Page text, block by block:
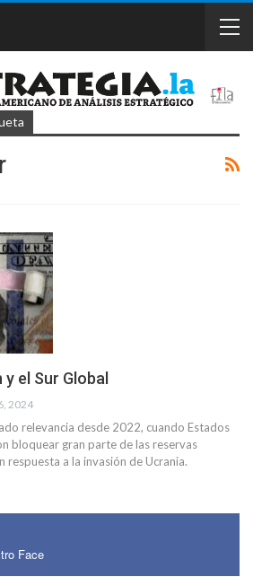
el Sur Global
2024
relevancia desde 2022, cuando Estados
bloquear gran parte de las reservas
respuesta a la invasión de Ucrania.
Face